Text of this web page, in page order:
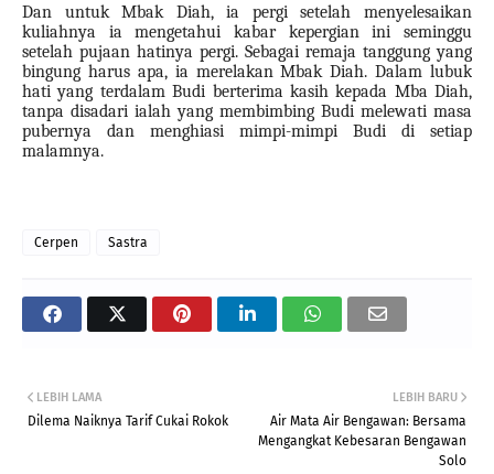
Dan untuk Mbak Diah, ia pergi setelah menyelesaikan
kuliahnya ia mengetahui kabar kepergian ini seminggu
setelah pujaan hatinya pergi. Sebagai remaja tanggung yang
bingung harus apa, ia merelakan Mbak Diah. Dalam lubuk
hati yang terdalam Budi berterima kasih kepada Mba Diah,
tanpa disadari ialah yang membimbing Budi melewati masa
pubernya dan menghiasi mimpi-mimpi Budi di setiap
malamnya.
Cerpen Sastra
LEBIH BARU
Air Mata Air Bengawan: Bersama
Mengangkat Kebesaran Bengawan
Solo
LEBIH LAMA
Dilema Naiknya Tarif Cukai Rokok